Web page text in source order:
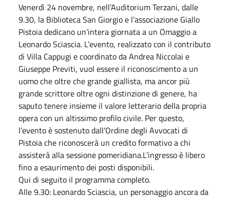
Venerdì 24 novembre, nell’Auditorium Terzani, dalle
9.30, la Biblioteca San Giorgio e l’associazione Giallo
Pistoia dedicano un’intera giornata a un Omaggio a
Leonardo Sciascia. L’evento, realizzato con il contributo
di Villa Cappugi e coordinato da Andrea Niccolai e
Giuseppe Previti, vuol essere il riconoscimento a un
uomo che oltre che grande giallista, ma ancor più
grande scrittore oltre ogni distinzione di genere, ha
saputo tenere insieme il valore letterario della propria
opera con un altissimo profilo civile. Per questo,
l’evento è sostenuto dall’Ordine degli Avvocati di
Pistoia che riconoscerà un credito formativo a chi
assisterà alla sessione pomeridiana.L’ingresso è libero
fino a esaurimento dei posti disponibili.
Qui di seguito il programma completo.
Alle 9.30: Leonardo Sciascia, un personaggio ancora da